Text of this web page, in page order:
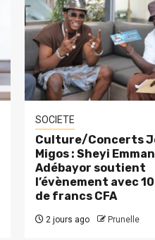
SOCIETE
Culture/Concerts
Migos : Sheyi
Adébayor soutient
l’évènement avec
de francs CFA
2 jours ago Prunelle